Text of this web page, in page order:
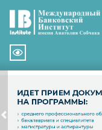
Previous